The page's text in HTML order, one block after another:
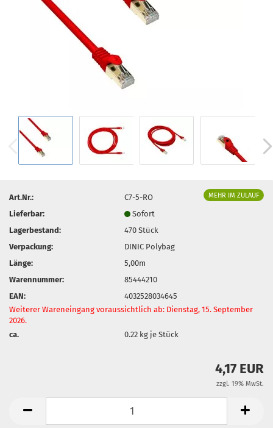
MEHR IM ZULAUF
Art.Nr.:
C7-5-RO
Lieferbar:
Sofort
Lagerbestand:
470Stück
Verpackung:
DINIC Polybag
Länge:
5,00m
Warennummer:
85444210
EAN:
4032528034645
Weiterer Wareneingang voraussichtlich ab: Dienstag, 15. September
2026.
ca.
0.22 kg je Stück
4,17 EUR
zzgl. 19% MwSt.